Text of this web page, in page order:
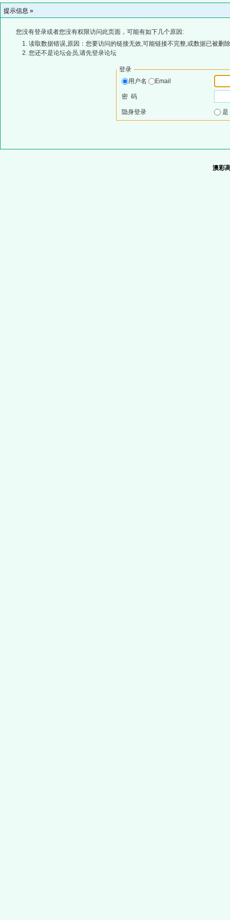
提示信息 »
您没有登录或者您没有权限访问此页面，可能有如下几个原因:
读取数据错误,原因：您要访问的链接无效,可能链接不完整,或数据已被删
您还不是论坛会员,请先登录论坛
登录
用户名
Email
密 码
隐身登录
澳彩